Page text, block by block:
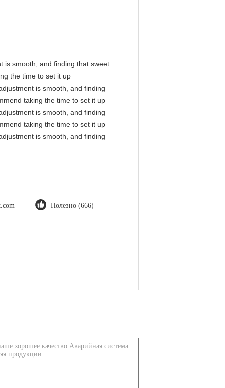
is smooth, and finding that sweet
the time to set it up
is smooth, and finding
taking the time to set it up
is smooth, and finding
taking the time to set it up
is smooth, and finding
Полезно (666)